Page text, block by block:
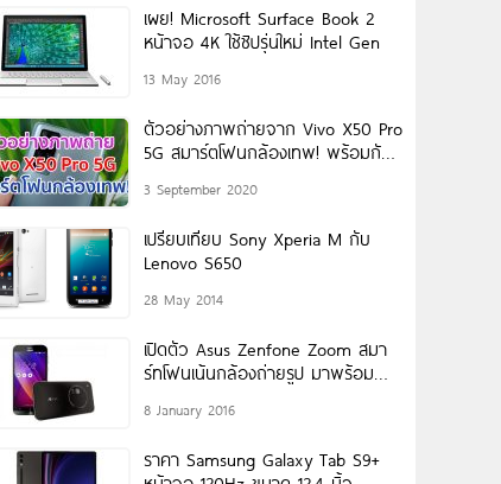
เผย! Microsoft Surface Book 2
หน้าจอ 4K ใช้ชิปรุ่นใหม่ Intel Gen
13 May 2016
ตัวอย่างภาพถ่ายจาก Vivo X50 Pro
5G สมาร์ตโฟนกล้องเทพ! พร้อมกัน
3 September 2020
เปรียบเทียบ Sony Xperia M กับ
Lenovo S650
28 May 2014
เปิดตัว Asus Zenfone Zoom สมา
ร์ทโฟนเน้นกล้องถ่ายรูป มาพร้อม
8 January 2016
ราคา Samsung Galaxy Tab S9+